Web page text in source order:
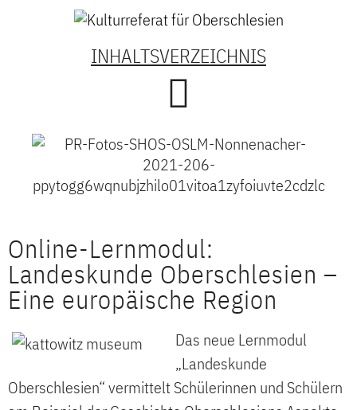
INHALTSVERZEICHNIS
Online-Lernmodul:
Landeskunde Oberschlesien –
Eine europäische Region
Das neue Lernmodul
„Landeskunde
Oberschlesien“ vermittelt Schülerinnen und Schülern